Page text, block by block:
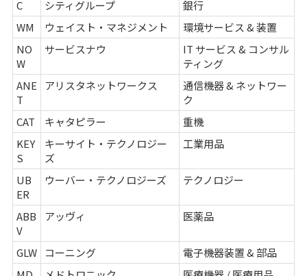
C
シティグループ
銀行
WM
ウェイスト・マネジメント
環境サービス & 装置
NO
W
サービスナウ
IT サービス & コンサル
ティング
ANE
T
アリスタネットワークス
通信機器 & ネットワー
ク
CAT
キャタピラー
重機
KEY
S
キーサイト・テクノロジー
ズ
工業用品
UB
ER
ウーバー・テクノロジーズ テクノロジー
ABB
V
アッヴィ 医薬品
GLW コーニング
電子機器装置 & 部品